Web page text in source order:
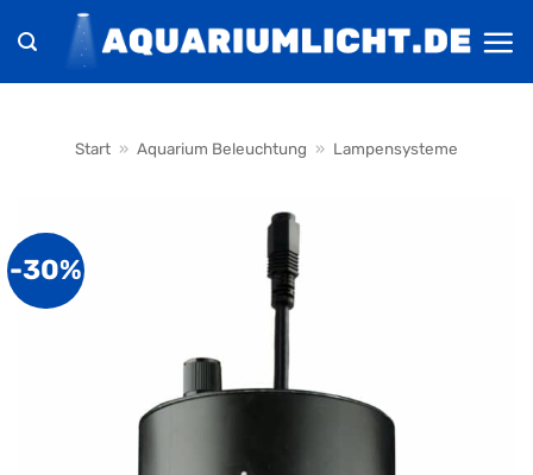
Inhalt
springen
Start » Aquarium Beleuchtung » Lampensysteme
-30%